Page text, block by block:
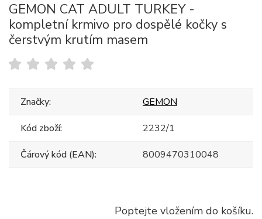
GEMON CAT ADULT TURKEY -
kompletní krmivo pro dospělé kočky s
čerstvým krutím masem
Značky: GEMON
Kód zboží: 2232/1
Čárový kód (EAN): 8009470310048
Poptejte vložením do košíku.